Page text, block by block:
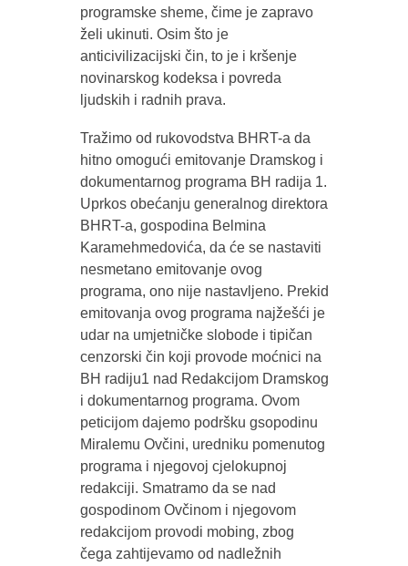
programske sheme, čime je zapravo
želi ukinuti. Osim što je
anticivilizacijski čin, to je i kršenje
novinarskog kodeksa i povreda
ljudskih i radnih prava.
Tražimo od rukovodstva BHRT-a da
hitno omogući emitovanje Dramskog i
dokumentarnog programa BH radija 1.
Uprkos obećanju generalnog direktora
BHRT-a, gospodina Belmina
Karamehmedovića, da će se nastaviti
nesmetano emitovanje ovog
programa, ono nije nastavljeno. Prekid
emitovanja ovog programa najžešći je
udar na umjetničke slobode i tipičan
cenzorski čin koji provode moćnici na
BH radiju1 nad Redakcijom Dramskog
i dokumentarnog programa. Ovom
peticijom dajemo podršku gsopodinu
Miralemu Ovčini, uredniku pomenutog
programa i njegovoj cjelokupnoj
redakciji. Smatramo da se nad
gospodinom Ovčinom i njegovom
redakcijom provodi mobing, zbog
čega zahtijevamo od nadležnih